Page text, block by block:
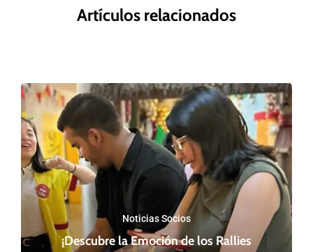
Artículos relacionados
Noticias Socios
¡Descubre la Emoción de los Rallies